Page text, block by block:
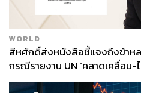
WORLD
สีหศักดิ์ส่งหนังสือชี้แจงถึงข้าห
กรณีรายงาน UN ‘คลาดเคลื่อน-